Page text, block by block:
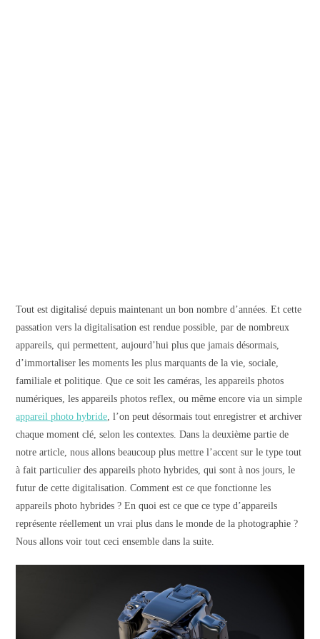
Tout est digitalisé depuis maintenant un bon nombre d’années. Et cette
passation vers la digitalisation est rendue possible, par de nombreux
appareils, qui permettent, aujourd’hui plus que jamais désormais,
d’immortaliser les moments les plus marquants de la vie, sociale,
familiale et politique. Que ce soit les caméras, les appareils photos
numériques, les appareils photos reflex, ou même encore via un simple
appareil photo hybride , l’on peut désormais tout enregistrer et archiver
chaque moment clé, selon les contextes. Dans la deuxième partie de
notre article, nous allons beaucoup plus mettre l’accent sur le type tout
à fait particulier des appareils photo hybrides, qui sont à nos jours, le
futur de cette digitalisation. Comment est ce que fonctionne les
appareils photo hybrides ? En quoi est ce que ce type d’appareils
représente réellement un vrai plus dans le monde de la photographie ?
Nous allons voir tout ceci ensemble dans la suite.